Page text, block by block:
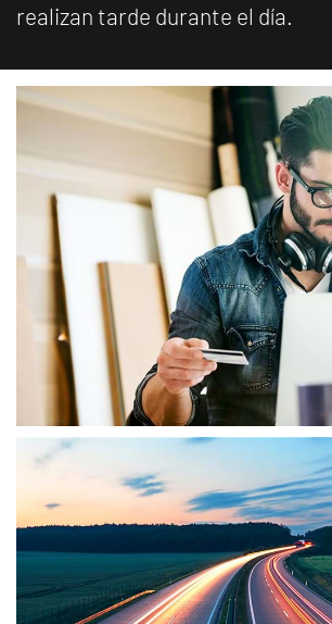
realizan tarde durante el día.